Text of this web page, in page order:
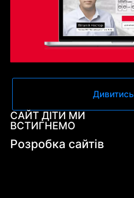
Дивитись
САЙТ ДІТИ МИ
ВСТИГНЕМО
Розробка сайтів